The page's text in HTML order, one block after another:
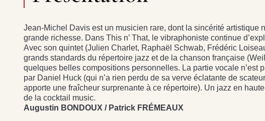
Jean-Michel Davis est un musicien rare, dont la sincérité artistique
grande richesse. Dans This n’ That, le vibraphoniste continue
Avec son quintet (Julien Charlet, Raphaël Schwab, Frédéric
grands standards du répertoire jazz et de la chanson française
quelques belles compositions personnelles. La partie vocale n’est
par Daniel Huck (qui n’a rien perdu de sa verve éclatante de
apporte une fraîcheur surprenante à ce répertoire). Un jazz en
de la cocktail music.
Augustin BONDOUX / Patrick FRÉMEAUX